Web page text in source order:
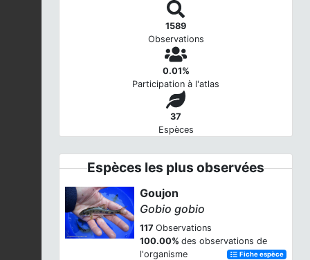
1589
Observations
0.01%
Participation à l'atlas
37
Espèces
Espèces les plus observées
Goujon
Gobio gobio
117 Observations
100.00% des observations de
l'organisme
Fiche espèce